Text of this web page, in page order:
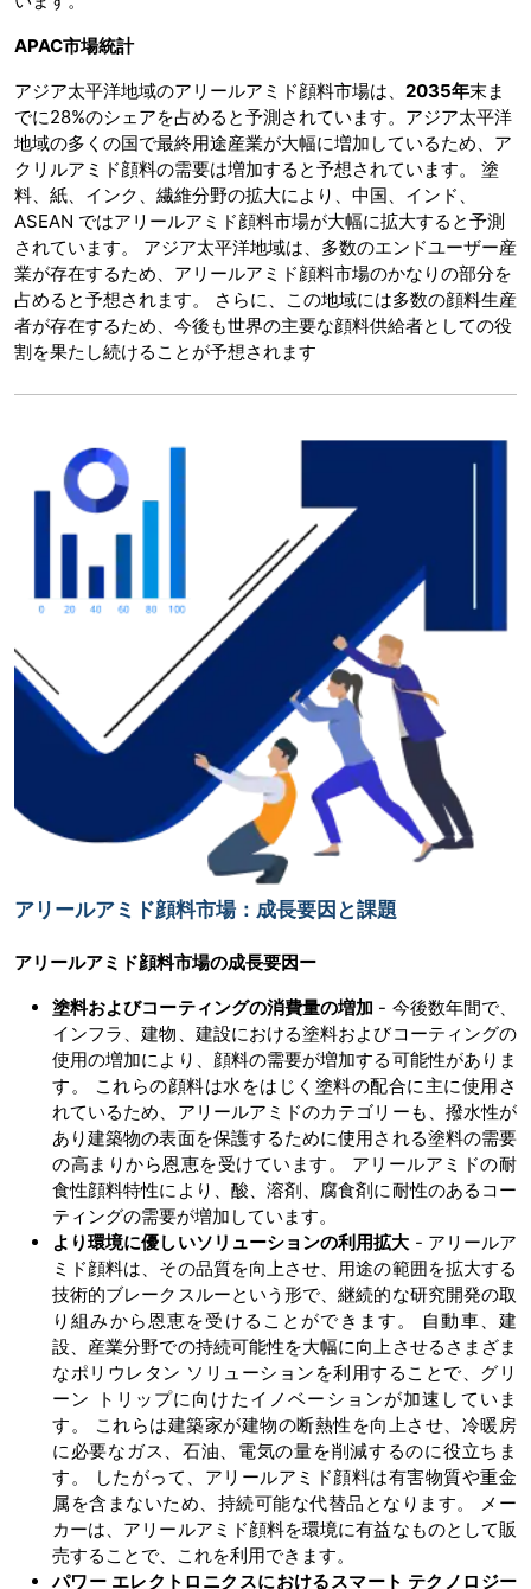
APAC市場統計
アジア太平洋地域のアリールアミド顔料市場は、 2035年末ま
でに28%のシェアを占めると予測されています。アジア太平洋
地域の多くの国で最終用途産業が大幅に増加しているため、ア
クリルアミド顔料の需要は増加すると予想されています。 塗
料、紙、インク、繊維分野の拡大により、中国、インド、
ASEAN ではアリールアミド顔料市場が大幅に拡大すると予測
されています。 アジア太平洋地域は、多数のエンドユーザー産
業が存在するため、アリールアミド顔料市場のかなりの部分を
占めると予想されます。 さらに、この地域には多数の顔料生産
者が存在するため、今後も世界の主要な顔料供給者としての役
割を果たし続けることが予想されます
アリールアミド顔料市場：成長要因と課題
アリールアミド顔料市場の成長要因ー
塗料およびコーティングの消費量の増加 - 今後数年間で、
インフラ、建物、建設における塗料およびコーティングの
使用の増加により、顔料の需要が増加する可能性がありま
す。 これらの顔料は水をはじく塗料の配合に主に使用さ
れているため、アリールアミドのカテゴリーも、撥水性が
あり建築物の表面を保護するために使用される塗料の需要
の高まりから恩恵を受けています。 アリールアミドの耐
食性顔料特性により、酸、溶剤、腐食剤に耐性のあるコー
ティングの需要が増加しています。
より環境に優しいソリューションの利用拡大 - アリールア
ミド顔料は、その品質を向上させ、用途の範囲を拡大する
技術的ブレークスルーという形で、継続的な研究開発の取
り組みから恩恵を受けることができます。 自動車、建
設、産業分野での持続可能性を大幅に向上させるさまざま
なポリウレタン ソリューションを利用することで、グリ
ーン トリップに向けたイノベーションが加速していま
す。 これらは建築家が建物の断熱性を向上させ、冷暖房
に必要なガス、石油、電気の量を削減するのに役立ちま
す。 したがって、アリールアミド顔料は有害物質や重金
属を含まないため、持続可能な代替品となります。 メー
カーは、アリールアミド顔料を環境に有益なものとして販
売することで、これを利用できます。
パワー エレクトロニクスにおけるスマート テクノロジー